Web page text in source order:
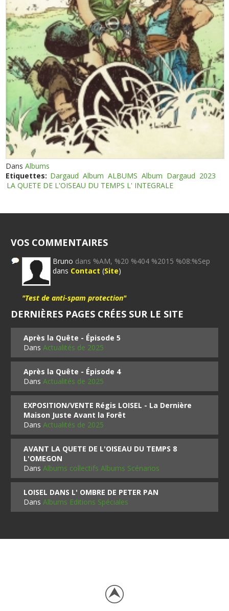
DansAlbums
Etiquettes: Dargaud Album ALBUMS Album Dargaud 2023
LA QUETE DE L'OISEAU DU TEMPS L' INTEGRALE
VOS COMMENTAIRES
Bruno dans %AM, %20 %404 %2015 %08:%Sep
dans Contact (Site)
"Test de anti-spam protection"
DERNIÈRES PAGES CRÉES SUR LE SITE
Après la Quête - Épisode 5
DansActualités de 2025
Après la Quête - Épisode 4
DansActualités de 2025
EXPOSITION/VENTE Régis LOISEL - La Dernière
Maison Juste Avant la Forêt
DansActualités de 2025
AVANT LA QUETE DE L'OISEAU DU TEMPS 8
L'OMEGON
DansAlbums collectifs Albums Scénarios
LOISEL DANS L' OMBRE DE PETER PAN
DansAlbums Editions Spéciales